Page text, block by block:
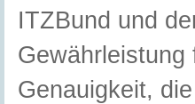
ITZBund und
Genauigkeit,